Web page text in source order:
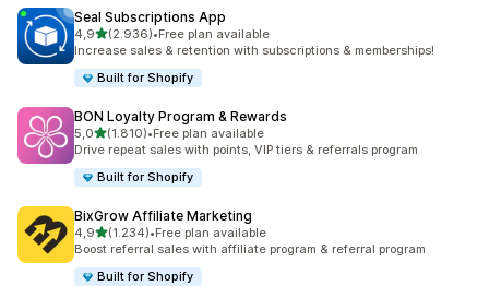
Seal Subscriptions App
4,9stelle su 5
(2.936)
2936 recensioni totali
•Free plan available
Increase sales & retention with subscriptions & memberships!
Built for Shopify
BON Loyalty Program & Rewards
5,0stelle su 5
(1.810)
1810 recensioni totali
•Free plan available
Drive repeat sales with points, VIP tiers & referrals program
Built for Shopify
BixGrow Affiliate Marketing
4,9stelle su 5
(1.234)
1234 recensioni totali
•Free plan available
Boost referral sales with affiliate program & referral program
Built for Shopify